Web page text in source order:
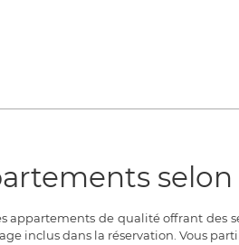
selon
appartements de qualité offrant
inclus dans la réservation. Vous